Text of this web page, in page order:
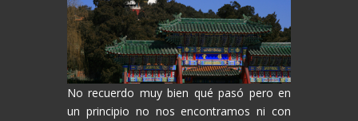
No recuerdo muy bien qué pasó pero en
un principio no nos encontramos ni con